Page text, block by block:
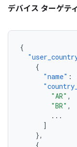
デバイス ターゲテ
{
{
"name" :
"AR" ,
"BR" ,
...
]
},
{